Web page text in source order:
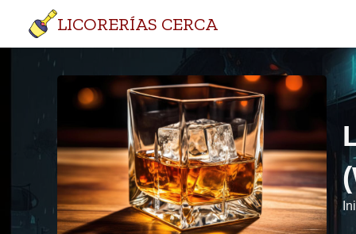
LICORERÍAS CERCA